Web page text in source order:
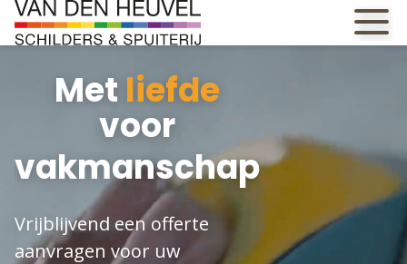
Met liefde
voor
duurzaamheid
Vrijblijvend een offerte
aanvragen voor uw